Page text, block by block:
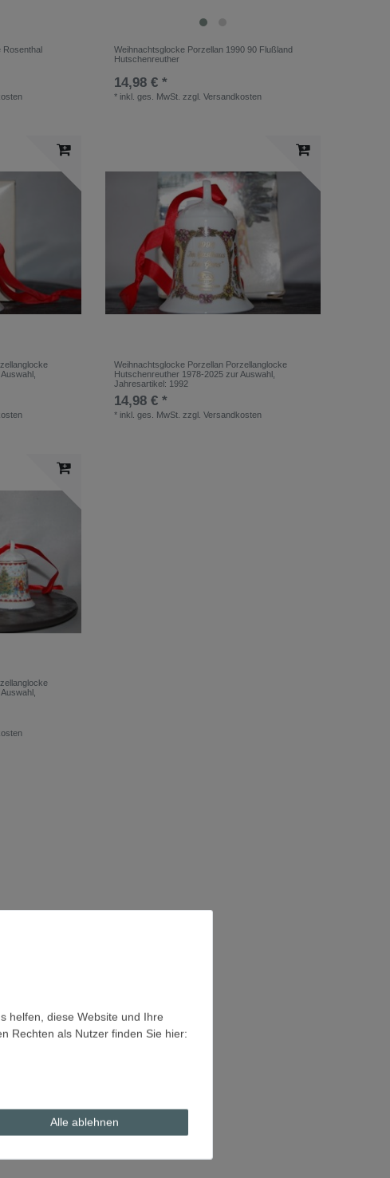
Rosenthal
Weihnachtsglocke Porzellan 1990 90 Flußland
Hutschenreuther
14,98 € *
* inkl. ges. MwSt. zzgl.Versandkosten
Weihnachtsglocke Porzellan Porzellanglocke
Hutschenreuther 1978-2025 zur Auswahl
Jahresartikel: 1992
14,98 € *
* inkl. ges. MwSt. zzgl.Versandkosten
helfen, diese Website und Ihre
Rechten als Nutzer finden Sie hier:
Alle ablehnen